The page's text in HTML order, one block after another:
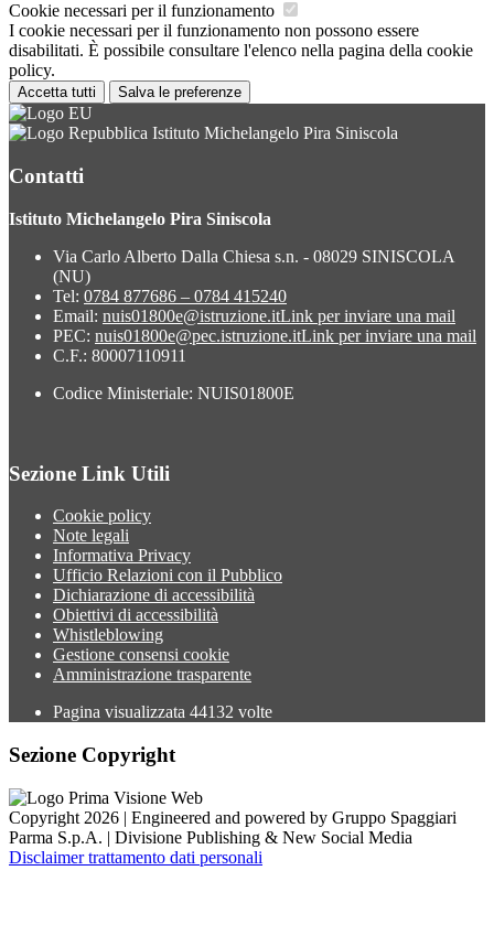
Cookie necessari per il funzionamento
I cookie necessari per il funzionamento non possono essere
disabilitati. È possibile consultare l'elenco nella pagina della cookie
policy.
Accetta tutti Salva le preferenze
Istituto Michelangelo Pira Siniscola
Contatti
Istituto Michelangelo Pira Siniscola
Via Carlo Alberto Dalla Chiesa s.n. - 08029 SINISCOLA
(NU)
Tel: 0784 877686 – 0784 415240
Email: nuis01800e@istruzione.itLink per inviare una mail
PEC: nuis01800e@pec.istruzione.itLink per inviare una mail
C.F.: 80007110911
Codice Ministeriale: NUIS01800E
Sezione Link Utili
Cookie policy
Note legali
Informativa Privacy
Ufficio Relazioni con il Pubblico
Dichiarazione di accessibilità
Obiettivi di accessibilità
Whistleblowing
Gestione consensi cookie
Amministrazione trasparente
Pagina visualizzata 44132 volte
Sezione Copyright
Copyright 2026 | Engineered and powered by Gruppo Spaggiari
Parma S.p.A. | Divisione Publishing & New Social Media
Disclaimer trattamento dati personali